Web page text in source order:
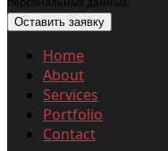
Home
About
Services
Portfolio
Contact